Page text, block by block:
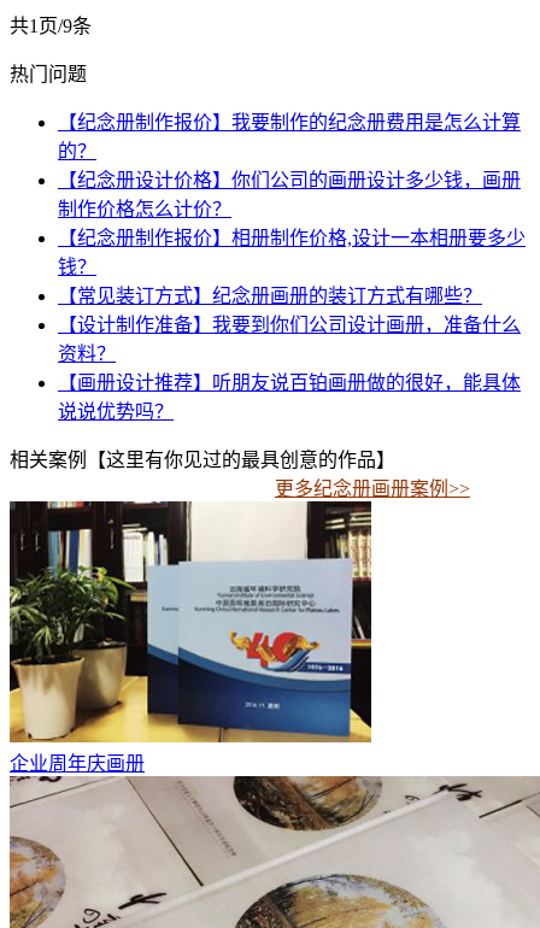
共1页/9条
热门问题
【纪念册制作报价】我要制作的纪念册费用是怎么计算
的？
【纪念册设计价格】你们公司的画册设计多少钱，画册
制作价格怎么计价？
【纪念册制作报价】相册制作价格,设计一本相册要多少
钱？
【常见装订方式】纪念册画册的装订方式有哪些？
【设计制作准备】我要到你们公司设计画册，准备什么
资料？
【画册设计推荐】听朋友说百铂画册做的很好，能具体
说说优势吗？
相关案例【这里有你见过的最具创意的作品】
更多纪念册画册案例>>
企业周年庆画册